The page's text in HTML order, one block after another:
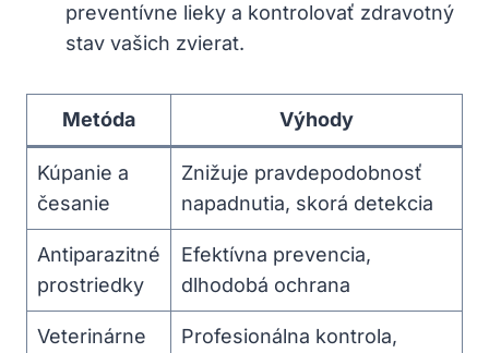
preventívne lieky a kontrolovať zdravotný
stav‍ vašich zvierat.
Metóda Výhody
Kúpanie a
česanie
Znižuje pravdepodobnosť⁣
napadnutia, skorá ‌detekcia
Antiparazitné
prostriedky
Efektívna prevencia,
dlhodobá ochrana
Veterinárne
Profesionálna kontrola,⁤